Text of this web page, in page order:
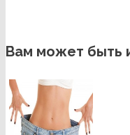
Вам может быть